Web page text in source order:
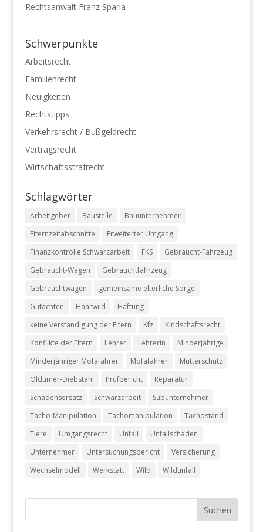
Rechtsanwalt Franz Sparla
Schwerpunkte
Arbeitsrecht
Familienrecht
Neuigkeiten
Rechtstipps
Verkehrsrecht / Bußgeldrecht
Vertragsrecht
Wirtschaftsstrafrecht
Schlagwörter
Arbeitgeber Baustelle
Bauunternehmer
Elternzeitabschnitte
Erweiterter Umgang
Finanzkontrolle Schwarzarbeit
FKS
Gebraucht-Fahrzeug
Gebraucht-Wagen
Gebrauchtfahrzeug
Gebrauchtwagen
gemeinsame elterliche Sorge
Gutachten
Haarwild
Haftung
keine Verständigung der Eltern
Kfz
Kindschaftsrecht
Konflikte der Eltern
Lehrer Lehrerin
Minderjährige
Minderjähriger Mofafahrer
Mofafahrer
Mutterschutz
Oldtimer-Diebstahl
Prüfbericht
Reparatur
Schadensersatz
Schwarzarbeit
Subunternehmer
Tacho-Manipulation
Tachomanipulation
Tachostand
Tiere
Umgangsrecht Unfall
Unfallschaden
Unternehmer
Untersuchungsbericht
Versicherung
Wechselmodell
Werkstatt Wild Wildunfall